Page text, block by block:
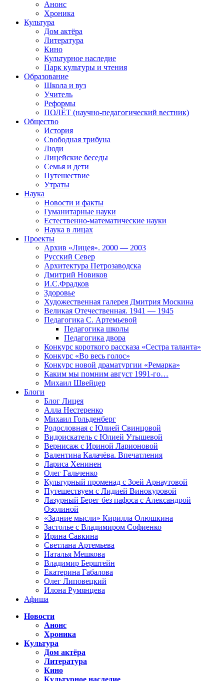
Анонс
Хроника
Культура
Дом актёра
Литература
Кино
Культурное наследие
Парк культуры и чтения
Образование
Школа и вуз
Учитель
Реформы
ПОЛЁТ (научно-педагогический вестник)
Общество
История
Свободная трибуна
Люди
Лицейские беседы
Семья и дети
Путешествие
Утраты
Наука
Новости и факты
Гуманитарные науки
Естественно-математические науки
Наука в лицах
Проекты
Архив «Лицея». 2000 — 2003
Русский Север
Архитектура Петрозаводска
Дмитрий Новиков
И.С.Фрадков
Здоровье
Художественная галерея Дмитрия Москина
Великая Отечественная. 1941 — 1945
Педагогика С. Артемьевой
Педагогика школы
Педагогика двора
Конкурс короткого рассказа «Сестра таланта»
Конкурс «Во весь голос»
Конкурс новой драматургии «Ремарка»
Каким мы помним август 1991-го…
Михаил Швейцер
Блоги
Блог Лицея
Алла Нестеренко
Михаил Гольденберг
Родословная с Юлией Свинцовой
Видоискатель с Юлией Утышевой
Вернисаж с Ириной Ларионовой
Валентина Калачёва. Впечатления
Лариса Хенинен
Олег Гальченко
Культурный променад с Зоей Арнаутовой
Путешествуем с Лидией Винокуровой
Лазурный Берег без пафоса с Александрой
Озолиной
«Задние мысли» Кирилла Олюшкина
Застолье с Владимиром Софиенко
Ирина Савкина
Светлана Артемьева
Наталья Мешкова
Владимир Берштейн
Екатерина Габалова
Олег Липовецкий
Илона Румянцева
Афиша
Новости
Анонс
Хроника
Культура
Дом актёра
Литература
Кино